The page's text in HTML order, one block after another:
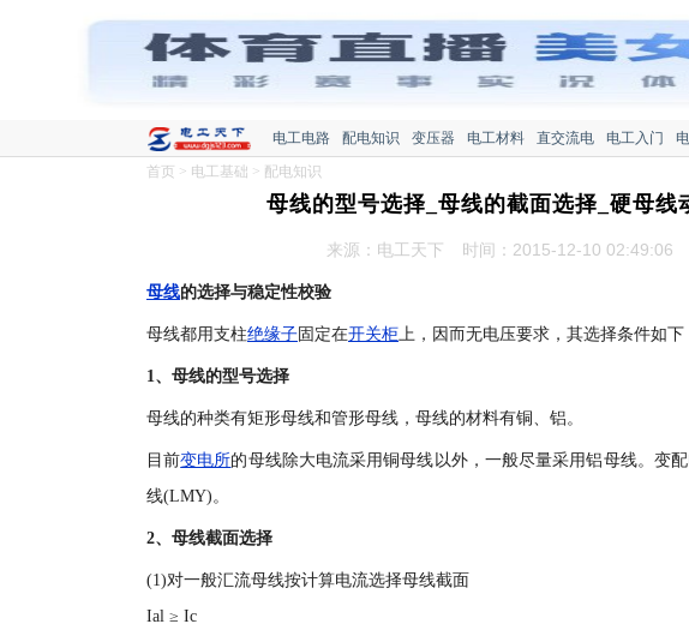
电工电路 配电知识 变压器 电工材料 直交流电 电工入门
首页 > 电工基础 > 配电知识
母线的型号选择_母线的截面选择_硬母线
来源：电工天下 时间：2015-12-10 02:49:06
母线的选择与稳定性校验
母线都用支柱绝缘子固定在开关柜上，因而无电压要求，其选择条件如下
1、母线的型号选择
母线的种类有矩形母线和管形母线，母线的材料有铜、铝。
目前变电所的母线除大电流采用铜母线以外，一般尽量采用铝母线。变
线(LMY)。
2、母线截面选择
(1)对一般汇流母线按计算电流选择母线截面
Ial ≥ Ic